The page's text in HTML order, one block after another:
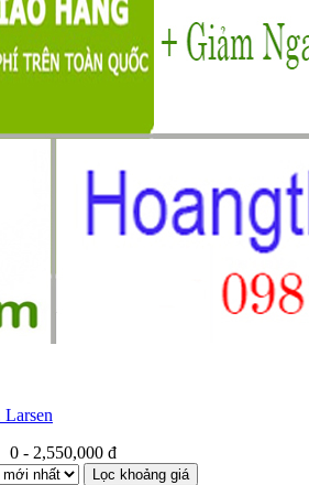
0 - 2,550,000 đ
Lọc khoảng giá